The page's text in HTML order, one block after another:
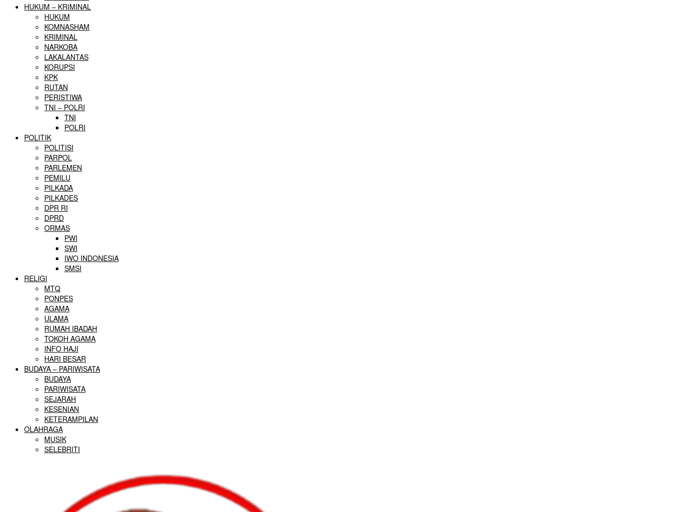
HUKUM – KRIMINAL
HUKUM
KOMNASHAM
KRIMINAL
NARKOBA
LAKALANTAS
KORUPSI
KPK
RUTAN
PERISTIWA
TNI – POLRI
TNI
POLRI
POLITIK
POLITISI
PARPOL
PARLEMEN
PEMILU
PILKADA
PILKADES
DPR RI
DPRD
ORMAS
PWI
SWI
IWO INDONESIA
SMSI
RELIGI
MTQ
PONPES
AGAMA
ULAMA
RUMAH IBADAH
TOKOH AGAMA
INFO HAJI
HARI BESAR
BUDAYA – PARIWISATA
BUDAYA
PARIWISATA
SEJARAH
KESENIAN
KETERAMPILAN
OLAHRAGA
MUSIK
SELEBRITI